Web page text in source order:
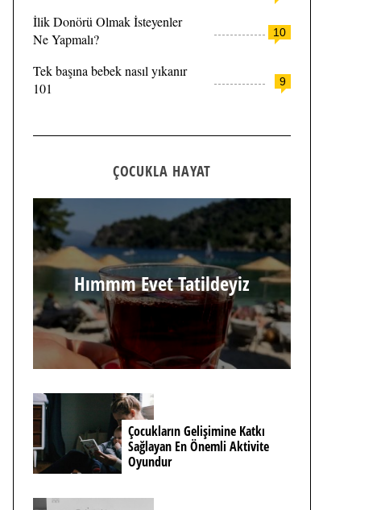
10
İlik Donörü Olmak İsteyenler
Ne Yapmalı?
9
Tek başına bebek nasıl yıkanır
101
ÇOCUKLA HAYAT
Hımmm Evet Tatildeyiz
Çocukların Gelişimine Katkı
Sağlayan En Önemli Aktivite
Oyundur